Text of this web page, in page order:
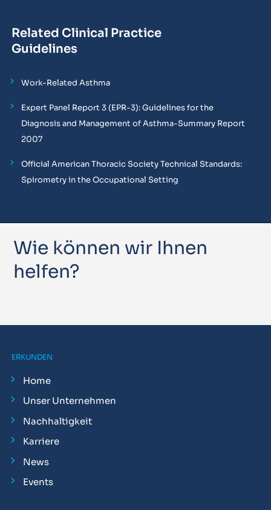
Related Clinical Practice
Guidelines
Work-Related Asthma
Expert Panel Report 3 (EPR-3): Guidelines for the
Diagnosis and Management of Asthma-Summary Report
2007
Official American Thoracic Society Technical Standards:
Spirometry in the Occupational Setting
Wie können wir Ihnen
helfen?
ERKUNDEN
Home
Unser Unternehmen
Nachhaltigkeit
Karriere
News
Events